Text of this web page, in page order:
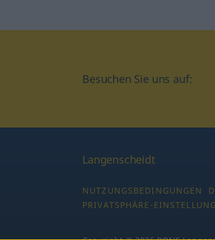
Besuchen Sie uns auf:
Langenscheidt
NUTZUNGSBEDINGUNGEN
PRIVATSPHÄRE-